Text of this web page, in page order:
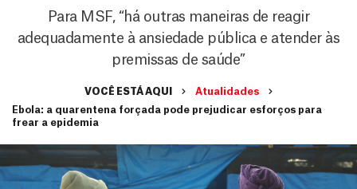
Para MSF, “há outras maneiras de reagir
adequadamente à ansiedade pública e atender às
premissas de saúde”
VOCÊ ESTÁ AQUI
Atualidades
Ebola: a quarentena forçada pode prejudicar esforços para
frear a epidemia